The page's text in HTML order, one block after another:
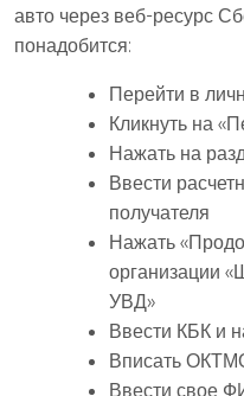
авто через веб-ресурс
понадобится:
Перейти в
Кликнуть на
Нажать на
Ввести
получателя
Нажать
организации
УВД»
Ввести КБК и
Вписать
Ввести свое